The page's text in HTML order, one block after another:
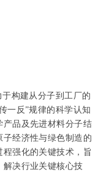
构建从分子到工厂的
一反”规律的科学认知
品及先进材料分子结
经济性与绿色制造的
强化的关键技术，旨
决行业关键核心技